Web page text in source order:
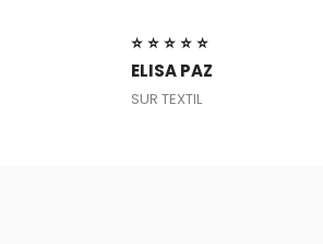
⭐ ⭐ ⭐ ⭐ ⭐
ELISA PAZ
SUR TEXTIL